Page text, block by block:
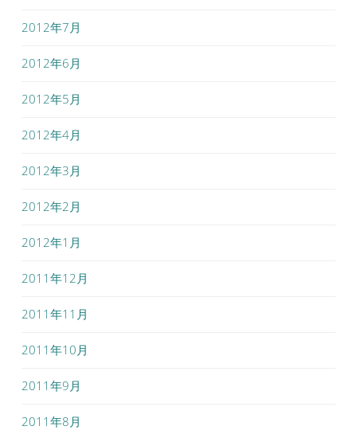
2012年7月
2012年6月
2012年5月
2012年4月
2012年3月
2012年2月
2012年1月
2011年12月
2011年11月
2011年10月
2011年9月
2011年8月